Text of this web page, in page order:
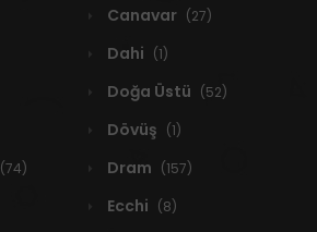
Canavar (27)
Dahi (1)
Doğa Üstü (52)
Dövüş (1)
(74) Dram (157)
Ecchi (8)